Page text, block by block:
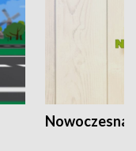
Nowoczesna